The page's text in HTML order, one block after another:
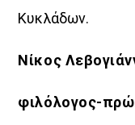
Κυκλάδων.
Νίκος
φιλόλογος-